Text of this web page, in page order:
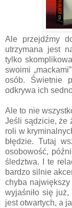
Ale przejdźmy
utrzymana jest
tylko
swoimi
osób. Świetnie
odkrywa ich
Ale to nie
Jeśli sądzicie, że
roli w
błędzie. Tutaj
osobowość,
śledztwa. I te
bardzo silnie
chyba największy
wyjaśniło się
jest otwartych, a